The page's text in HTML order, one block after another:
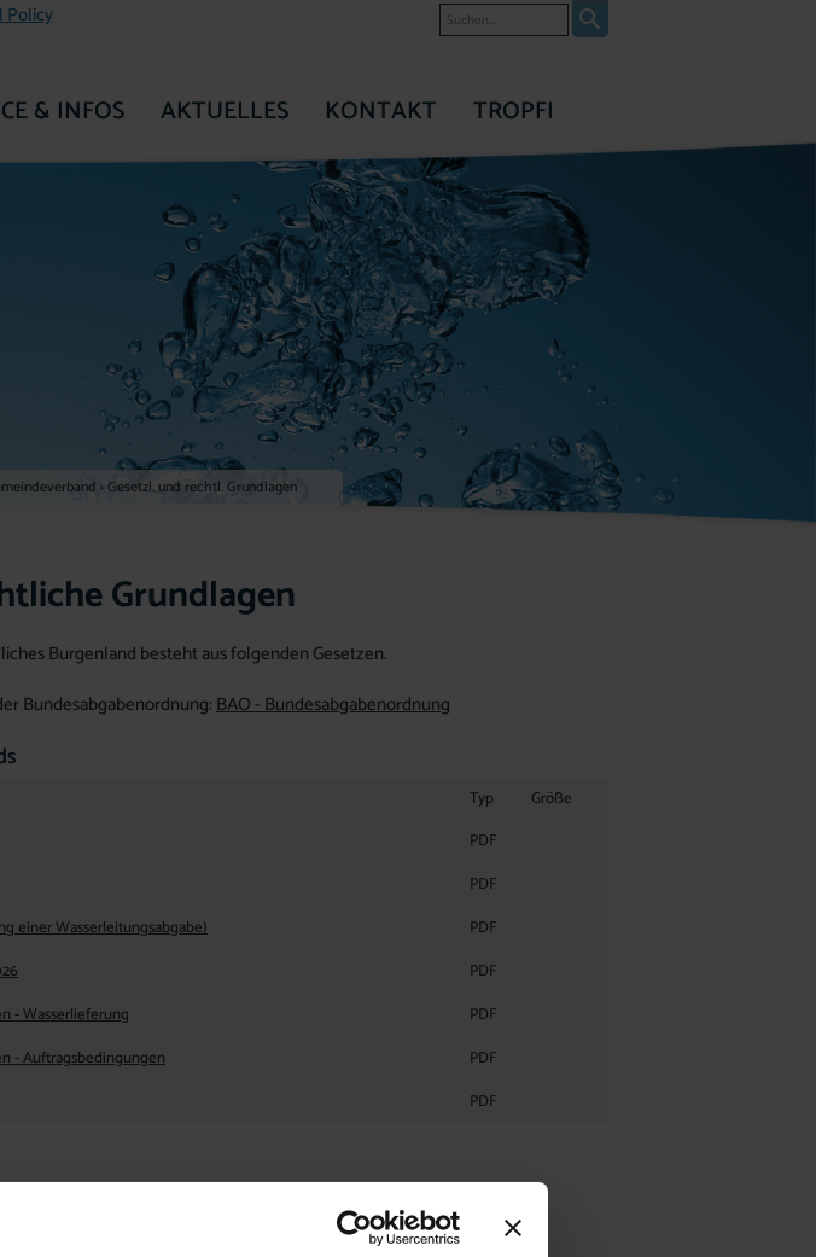
Policy Suche
& INFOS AKTUELLES KONTAKT TROPFI
› Gesetzl. und rechtl. Grundlagen
Grundlagen
Burgenland besteht aus folgenden Gesetzen.
Bundesabgabenordnung:BAO - Bundesabgabenordnung
Typ
Größe
PDF
PDF
einer Wasserleitungsabgabe)
PDF
PDF
- Wasserlieferung
PDF
- Auftragsbedingungen
PDF
PDF